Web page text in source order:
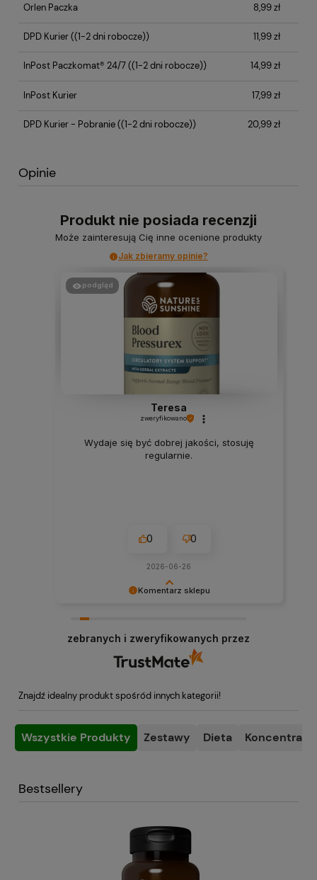
Orlen Paczka 8,99 zł
DPD Kurier((1-2 dni robocze)) 11,99 zł
InPost Paczkomat® 24/7((1-2 dni robocze)) 14,99 zł
InPost Kurier 17,99 zł
DPD Kurier - Pobranie((1-2 dni robocze)) 20,99 zł
Opinie
Produkt nie posiada recenzji
Może zainteresują Cię inne ocenione produkty
Jak zbieramy opinie?
Komentarz sklepu
podgląd
Teresa
zweryfikowano
Wydaje się być dobrej jakości, stosuję
regularnie.
0 0
2026-06-26
zebranych i zweryfikowanych przez
Znajdź idealny produkt spośród innych kategorii!
Wszystkie Produkty Zestawy Dieta
Bestsellery